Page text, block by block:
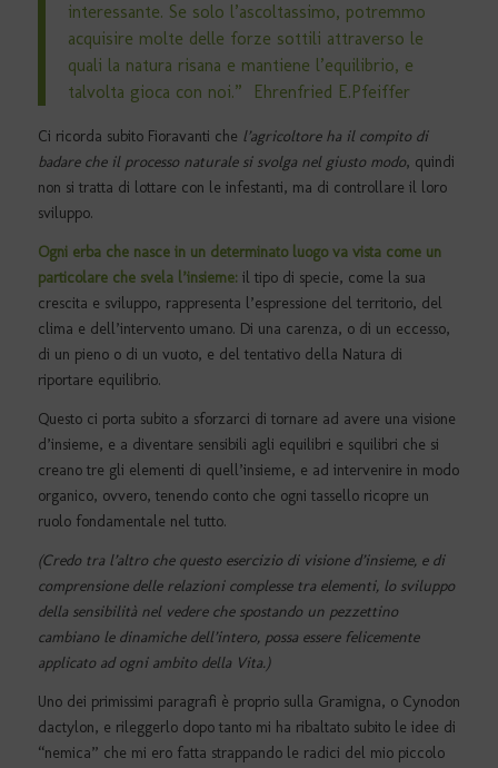
interessante. Se solo l’ascoltassimo, potremmo
acquisire molte delle forze sottili attraverso le
quali la natura risana e mantiene l’equilibrio, e
talvolta gioca con noi.” Ehrenfried E.Pfeiffer
Ci ricorda subito Fioravanti che l’agricoltore ha il compito di
badare che il processo naturale si svolga nel giusto modo, quindi
non si tratta di lottare con le infestanti, ma di controllare il loro
sviluppo.
Ogni erba che nasce in un determinato luogo va vista come un
particolare che svela l’insieme:il tipo di specie, come la sua
crescita e sviluppo, rappresenta l’espressione del territorio, del
clima e dell’intervento umano. Di una carenza, o di un eccesso,
di un pieno o di un vuoto, e del tentativo della Natura di
riportare equilibrio.
Questo ci porta subito a sforzarci di tornare ad avere una visione
d’insieme, e a diventare sensibili agli equilibri e squilibri che si
creano tre gli elementi di quell’insieme, e ad intervenire in modo
organico, ovvero, tenendo conto che ogni tassello ricopre un
ruolo fondamentale nel tutto.
(Credo tra l’altro che questo esercizio di visione d’insieme, e di
comprensione delle relazioni complesse tra elementi, lo sviluppo
della sensibilità nel vedere che spostando un pezzettino
cambiano le dinamiche dell’intero, possa essere felicemente
applicato ad ogni ambito della Vita.)
Uno dei primissimi paragrafi è proprio sulla Gramigna, o Cynodon
dactylon, e rileggerlo dopo tanto mi ha ribaltato subito le idee di
“nemica” che mi ero fatta strappando le radici del mio piccolo